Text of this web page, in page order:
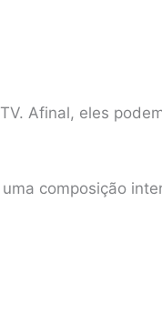
Afinal, eles
composição